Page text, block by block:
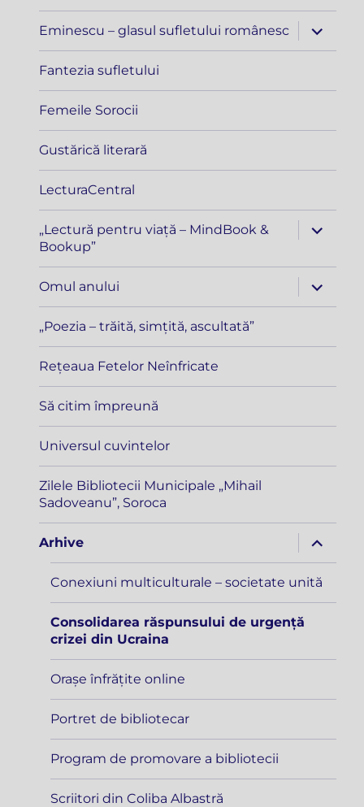
Eminescu – glasul sufletului românesc extinde
meniul
copil
Fantezia sufletului
Femeile Sorocii
Gustărică literară
LecturaCentral
„Lectură pentru viață – MindBook &
Bookup”
extinde
meniul
Omul anului
extinde
meniul
copil
„Poezia – trăită, simțită, ascultată”
Rețeaua Fetelor Neînfricate
Să citim împreună
Universul cuvintelor
Zilele Bibliotecii Municipale „Mihail
Sadoveanu”, Soroca
Arhive
extinde
meniul
copil
Conexiuni multiculturale – societate unită
Consolidarea răspunsului de urgență
crizei din Ucraina
Orașe înfrățite online
Portret de bibliotecar
Program de promovare a bibliotecii
Scriitori din Coliba Albastră